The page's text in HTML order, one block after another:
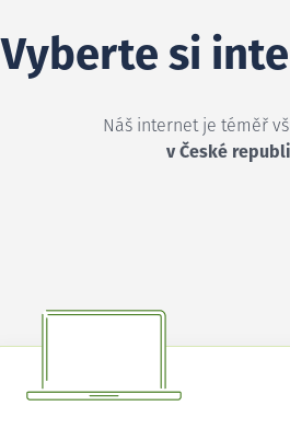
Vyberte si
Náš internet je téměř
v České